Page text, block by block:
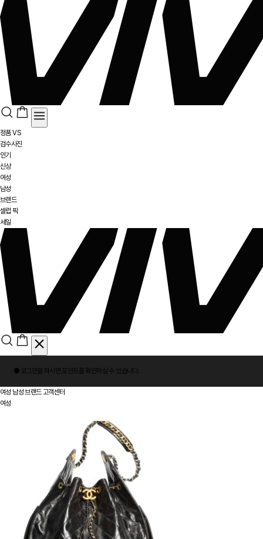
정품 VS
검수사진
인기
신상
여성
남성
브랜드
셀럽 픽
세일
그
인
● 로그인을 하시면 포인트 를 확인하실 수 있습니다.
여성 남성 브랜드 고객센터
여성